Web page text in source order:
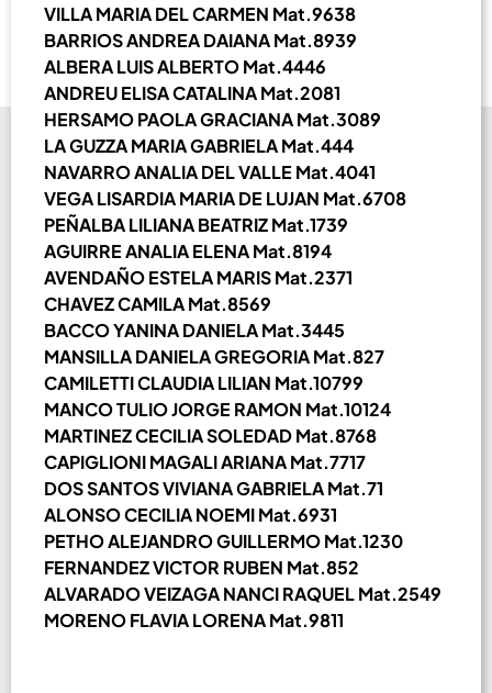
VILLA MARIA DEL CARMEN Mat.9638
BARRIOS ANDREA DAIANA Mat.8939
ALBERA LUIS ALBERTO Mat.4446
ANDREU ELISA CATALINA Mat.2081
HERSAMO PAOLA GRACIANA Mat.3089
LA GUZZA MARIA GABRIELA Mat.444
NAVARRO ANALIA DEL VALLE Mat.4041
VEGA LISARDIA MARIA DE LUJAN Mat.6708
PEÑALBA LILIANA BEATRIZ Mat.1739
AGUIRRE ANALIA ELENA Mat.8194
AVENDAÑO ESTELA MARIS Mat.2371
CHAVEZ CAMILA Mat.8569
BACCO YANINA DANIELA Mat.3445
MANSILLA DANIELA GREGORIA Mat.827
CAMILETTI CLAUDIA LILIAN Mat.10799
MANCO TULIO JORGE RAMON Mat.10124
MARTINEZ CECILIA SOLEDAD Mat.8768
CAPIGLIONI MAGALI ARIANA Mat.7717
DOS SANTOS VIVIANA GABRIELA Mat.71
ALONSO CECILIA NOEMI Mat.6931
PETHO ALEJANDRO GUILLERMO Mat.1230
FERNANDEZ VICTOR RUBEN Mat.852
ALVARADO VEIZAGA NANCI RAQUEL Mat.2549
MORENO FLAVIA LORENA Mat.9811